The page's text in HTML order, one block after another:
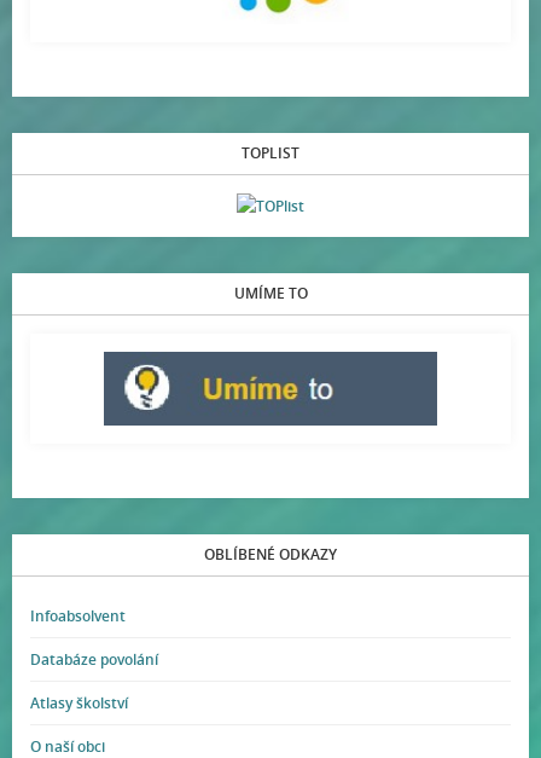
TOPLIST
UMÍME TO
OBLÍBENÉ ODKAZY
Infoabsolvent
Databáze povolání
Atlasy školství
O naší obci